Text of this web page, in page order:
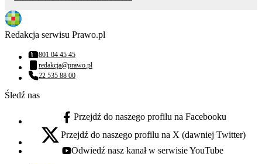
Redakcja serwisu Prawo.pl
Numer telefonu:
801 04 45 45
Adres email:
redakcja@prawo.pl
Numer telefonu:
22 535 88 00
Śledź nas
facebook - otwiera się w nowej karcie
Przejdź do naszego profilu na Facebooku
x - otwiera się w nowej karcie
Przejdź do naszego profilu na X (dawniej Twitter)
youtube - otwiera się w nowej karcie
Odwiedź nasz kanał w serwisie YouTube